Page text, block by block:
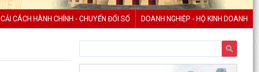
CẢI CÁCH HÀNH CHÍNH - CHUYỂN ĐỔI SỐ DOANH NGHIỆP - HỘ KINH DOANH